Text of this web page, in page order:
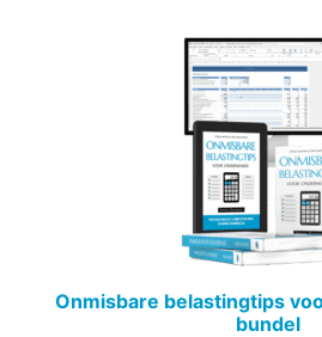
Onmisbare belastingtips
bundel